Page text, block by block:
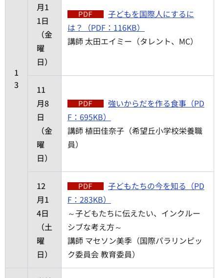
1
3
月1
1日
（金
曜
日）
子どもを国際人にするに
は？（PDF：116KB）
講師 太田エイミー（タレント、MC）
11
月8
日
（金
曜
日）
強いからだを作る食事（PD
F：695KB）
講師 植田佳奈子（希望丘小学校栄養職
員）
12
月1
4日
（土
曜
日）
子どもたちの今を知る（PD
F：283KB）
～子どもたちに伝えたい、インクルー
シブな考え方～
講師 マセソン美季（国際パラリンピッ
ク委員会 教育委員）